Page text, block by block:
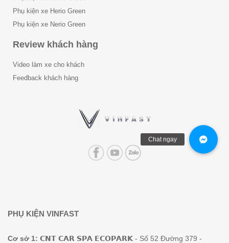
Phụ kiện xe Herio Green
Phụ kiện xe Nerio Green
Review khách hàng
Video làm xe cho khách
Feedback khách hàng
PHỤ KIỆN VINFAST
Cơ sở 1: 𝗖𝗡𝗧 𝗖𝗔𝗥 𝗦𝗣𝗔 𝗘𝗖𝗢𝗣𝗔𝗥𝗞 - Số 52 Đường 379 -